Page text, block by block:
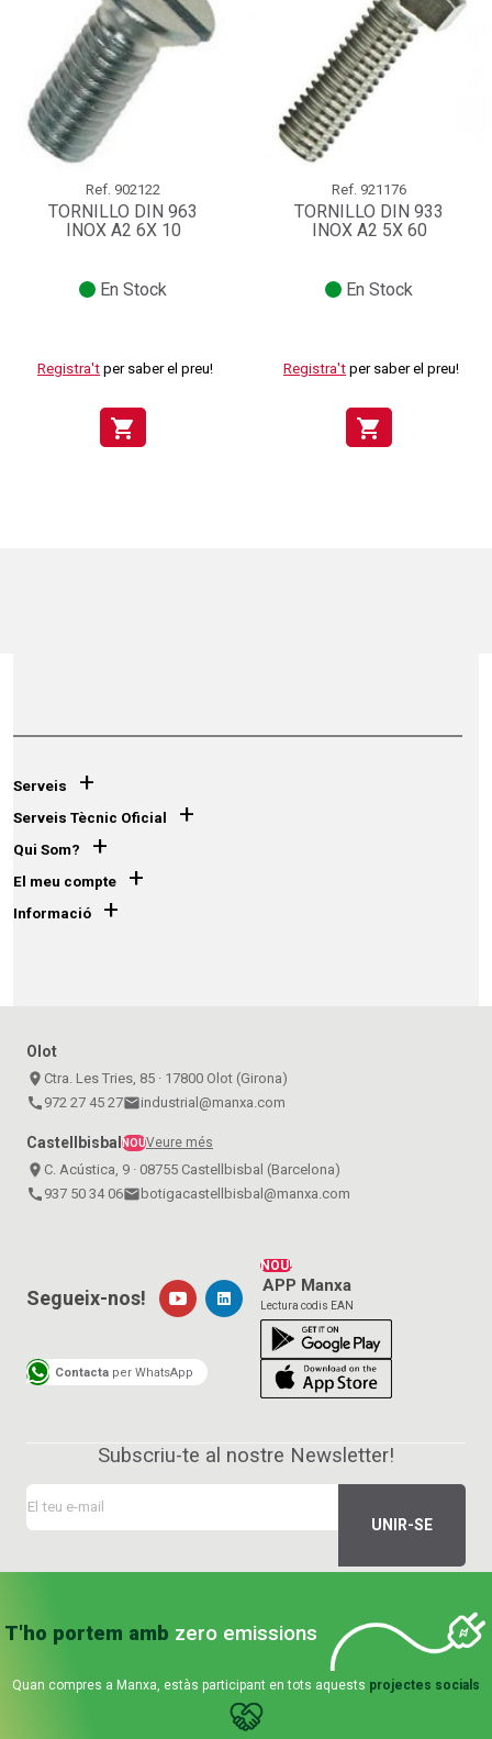
Ref. 902122
TORNILLO DIN 963
INOX A2 6X 10
En Stock
Registra't per saber el preu!
shopping_cart
Ref. 921176
TORNILLO DIN 933
INOX A2 5X 60
En Stock
Registra't per saber el preu!
shopping_cart
Serveis +
Serveis Tècnic Oficial +
Qui Som? +
El meu compte +
Informació +
Olot
place Ctra. Les Tries, 85 · 17800 Olot (Girona)
call 972 27 45 27emailindustrial@manxa.com
CastellbisbalNOUVeure més
place C. Acústica, 9 · 08755 Castellbisbal (Barcelona)
call 937 50 34 06emailbotigacastellbisbal@manxa.com
NOU!
APP Manxa
Lectura codis EAN
Segueix-nos!
Contacta per WhatsApp
Subscriu-te al nostre Newsletter!
T'ho portem amb zero emissions
Quan compres a Manxa, estàs participant en tots aquests projectes socials